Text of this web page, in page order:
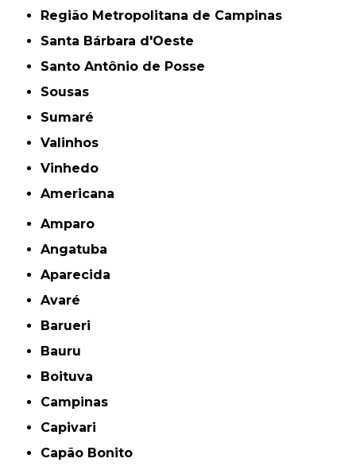
Região Metropolitana de Campinas
Santa Bárbara d'Oeste
Santo Antônio de Posse
Sousas
Sumaré
Valinhos
Vinhedo
americana
Amparo
Angatuba
Aparecida
Avaré
Barueri
Bauru
Boituva
Campinas
Capivari
Capão Bonito